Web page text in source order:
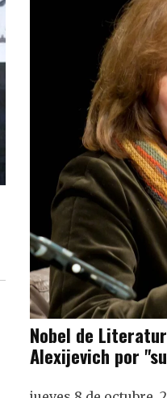
Nobel de
Alexijevich por